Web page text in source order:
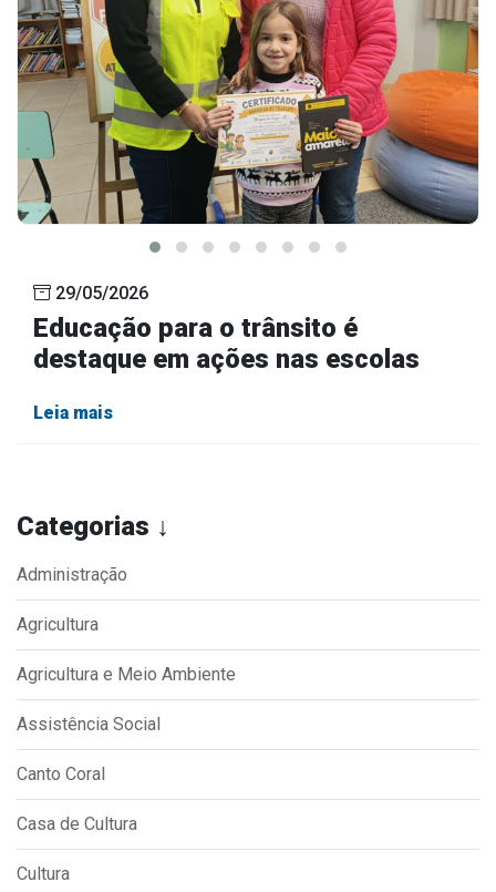
Categorias ↓
Administração
Agricultura
Agricultura e Meio Ambiente
Assistência Social
Canto Coral
Casa de Cultura
Cultura
29/05/2026
Educação para o trânsito é
destaque em ações nas escolas
Leia mais